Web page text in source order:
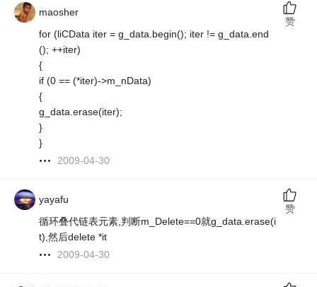
maosher
for (liCData iter = g_data.begin(); iter != g_data.end
(); ++iter)
{
if (0 == (*iter)->m_nData)
{
g_data.erase(iter);
}
}
2009-04-30
赞
yayafu
循环叠代链表元素,判断m_Delete==0就g_data.erase(i
t),然后delete *it
2009-04-30
赞